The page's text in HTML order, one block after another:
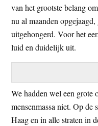
van het grootste belang
nu al maanden
uitgehongerd. Voor het
luid en duidelijk uit.
We hadden wel een grote
mensenmassa niet. Op de
Haag en in alle straten in